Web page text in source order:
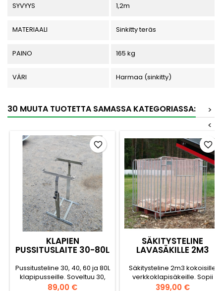
SYVYYS 1,2m
MATERIAALI Sinkitty teräs
PAINO 165 kg
VÄRI Harmaa (sinkitty)
30 MUUTA TUOTETTA SAMASSA KATEGORIASSA:
>
<
KLAPIEN
PUSSITUSLAITE 30-80L
Pussitusteline 30, 40, 60 ja 80L
klapipusseille. Soveltuu 30,
40, 60 ja 80 litran
Hinta
89,00 €
favorite_border
SÄKITYSTELINE
LAVASÄKILLE 2M3
Säkitysteline 2m3 kokoisille
verkkoklapisäkeille. Sopii
käytettäväksi 2m3
Hinta
399,00 €
favorite_border